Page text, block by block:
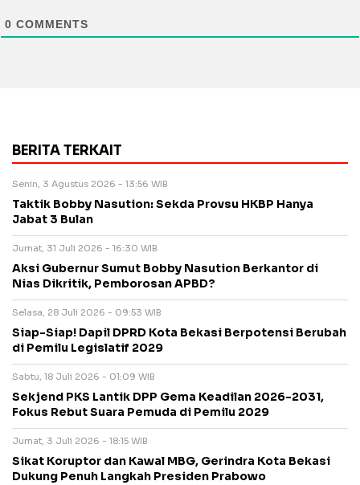
0 COMMENTS
BERITA TERKAIT
Senin, 3 Agustus 2026 - 13:56 WIB
Taktik Bobby Nasution: Sekda Provsu HKBP Hanya
Jabat 3 Bulan
Jumat, 31 Juli 2026 - 16:30 WIB
Aksi Gubernur Sumut Bobby Nasution Berkantor di
Nias Dikritik, Pemborosan APBD?
Selasa, 28 Juli 2026 - 09:53 WIB
Siap-Siap! Dapil DPRD Kota Bekasi Berpotensi Berubah
di Pemilu Legislatif 2029
Sabtu, 18 Juli 2026 - 01:09 WIB
Sekjend PKS Lantik DPP Gema Keadilan 2026-2031,
Fokus Rebut Suara Pemuda di Pemilu 2029
Jumat, 3 Juli 2026 - 18:15 WIB
Sikat Koruptor dan Kawal MBG, Gerindra Kota Bekasi
Dukung Penuh Langkah Presiden Prabowo